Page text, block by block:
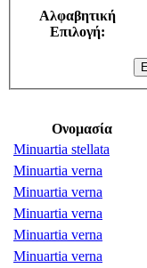
Αλφαβητική
Επιλογή:
Ονομασία
Minuartia stellata
Minuartia verna
Minuartia verna
Minuartia verna
Minuartia verna
Minuartia verna